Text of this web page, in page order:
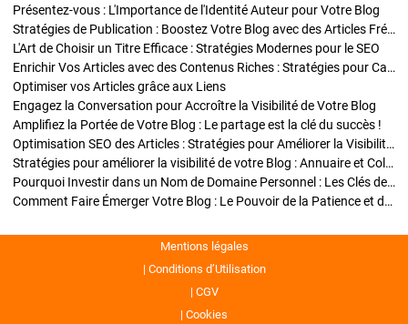
Présentez-vous : L'Importance de l'Identité Auteur pour Votre Blog
Stratégies de Publication : Boostez Votre Blog avec des Articles Fréquents et Exclusifs
L'Art de Choisir un Titre Efficace : Stratégies Modernes pour le SEO
Enrichir Vos Articles avec des Contenus Riches : Stratégies pour Captiver et Optimiser
Optimiser vos Articles grâce aux Liens
Engagez la Conversation pour Accroître la Visibilité de Votre Blog
Amplifiez la Portée de Votre Blog : Le partage est la clé du succès !
Optimisation SEO des Articles : Stratégies pour Améliorer la Visibilité de Votre Blog
Stratégies pour améliorer la visibilité de votre Blog : Annuaire et Collaborations
Pourquoi Investir dans un Nom de Domaine Personnel : Les Clés de la Réussite de Votre Blog
Comment Faire Émerger Votre Blog : Le Pouvoir de la Patience et de la Persévérance
Mentions légales
Conditions d’Utilisation
CGV
Cookies